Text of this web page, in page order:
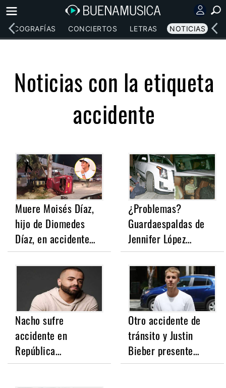
DISCOGRAFÍAS CONCIERTOS LETRAS NOTICIAS
Noticias con la etiqueta
accidente
Muere Moisés Díaz,
hijo de Diomedes
Díaz, en accidente…
¿Problemas?
Guardaespaldas de
Jennifer López…
Nacho sufre
accidente en
República…
Otro accidente de
tránsito y Justin
Bieber presente…